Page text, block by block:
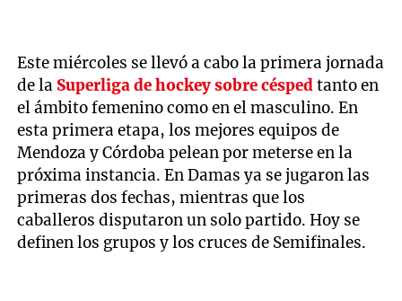
Este miércoles se llevó a cabo la primera jornada
de la Superliga de hockey sobre céspedtanto en
el ámbito femenino como en el masculino. En
esta primera etapa, los mejores equipos de
Mendoza y Córdoba pelean por meterse en la
próxima instancia. En Damas ya se jugaron las
primeras dos fechas, mientras que los
caballeros disputaron un solo partido. Hoy se
definen los grupos y los cruces de Semifinales.